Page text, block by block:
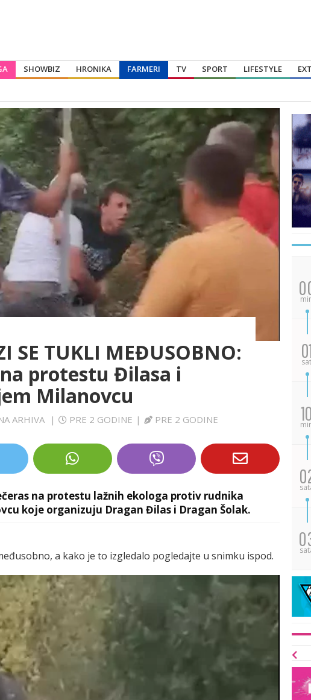
SHOWBIZ HRONIKA FARMERI TV SPORT LIFESTYLE
SE TUKLI MEĐUSOBNO:
protestu Đilasa i
Milanovcu
ARHIVA | PRE 2 GODINE | PRE 2 GODINE
na protestu lažnih ekologa protiv rudnika
koje organizuju Dragan Đilas i Dragan Šolak.
a kako je to izgledalo pogledajte u snimku ispod.
sat
10